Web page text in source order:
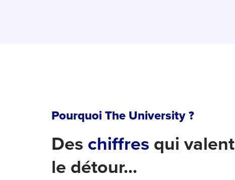
Pourquoi The University ?
Des chiffres qui valent
le détour...